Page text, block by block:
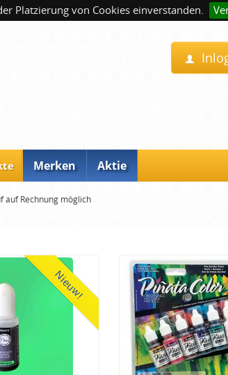
Platzierung von Cookies einverstanden.
Merken Aktie
auf Rechnung möglich
Nieuw!